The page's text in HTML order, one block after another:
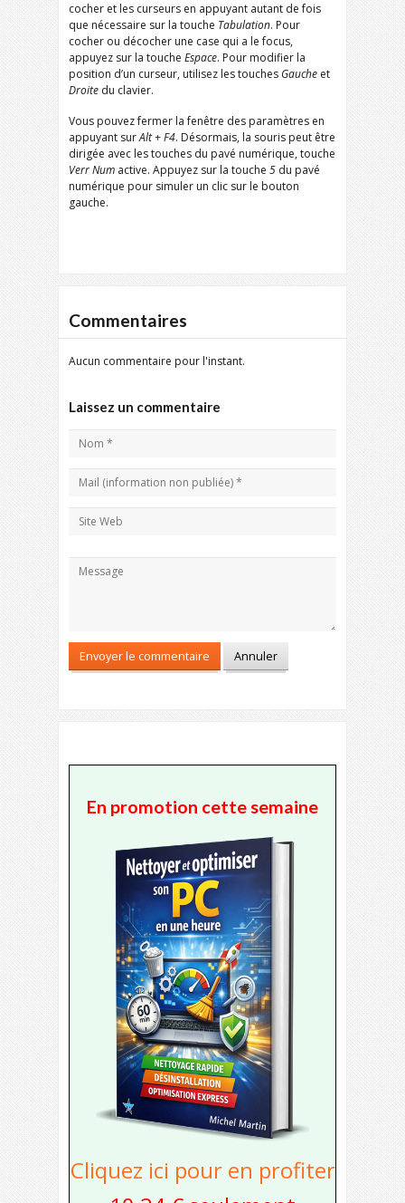
cocher et les curseurs en appuyant autant de fois
que nécessaire sur la touche Tabulation. Pour
cocher ou décocher une case qui a le focus,
appuyez sur la touche Espace. Pour modifier la
position d’un curseur, utilisez les touches Gauche et
Droite du clavier.
Vous pouvez fermer la fenêtre des paramètres en
appuyant surAlt + F4. Désormais, la souris peut être
dirigée avec les touches du pavé numérique, touche
Verr Num active. Appuyez sur la touche 5 du pavé
numérique pour simuler un clic sur le bouton
gauche.
Commentaires
Aucun commentaire pour l'instant.
Laissez un commentaire
En promotion cette semaine
Cliquez ici pour en profiter